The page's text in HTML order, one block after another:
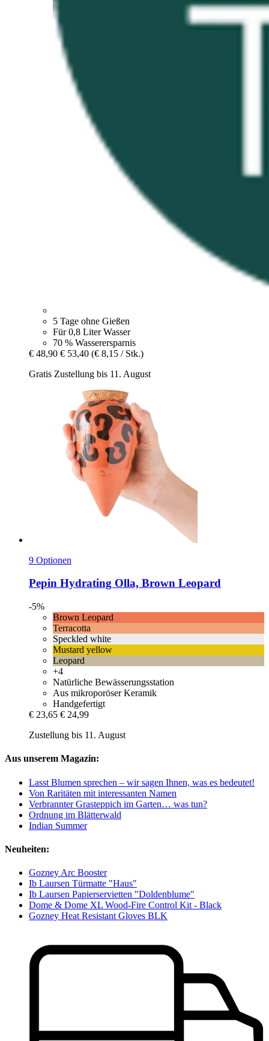
5 Tage ohne Gießen
Für 0,8 Liter Wasser
70 % Wasserersparnis
€ 48,90 € 53,40 (€ 8,15 / Stk.)
Gratis Zustellung bis 11. August
9 Optionen
Pepin Hydrating Olla, Brown Leopard
-5%
Brown Leopard
Terracotta
Speckled white
Mustard yellow
Leopard
+4
Natürliche Bewässerungsstation
Aus mikroporöser Keramik
Handgefertigt
€ 23,65 € 24,99
Zustellung bis 11. August
Aus unserem Magazin:
Lasst Blumen sprechen – wir sagen Ihnen, was es bedeutet!
Von Raritäten mit interessanten Namen
Verbrannter Grasteppich im Garten… was tun?
Ordnung im Blätterwald
Indian Summer
Neuheiten:
Gozney Arc Booster
Ib Laursen Türmatte "Haus"
Ib Laursen Papierservietten "Doldenblume"
Dome & Dome XL Wood-Fire Control Kit - Black
Gozney Heat Resistant Gloves BLK